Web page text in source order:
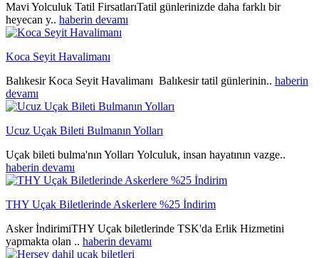
Mavi Yolculuk Tatil FirsatlarıTatil günlerinizde daha farklı bir
heyecan y.. haberin devamı
Koca Seyit Havalimanı
Balıkesir Koca Seyit Havalimanı Balıkesir tatil günlerinin.. haberin
devamı
Ucuz Uçak Bileti Bulmanın Yolları
Uçak bileti bulma'nın Yolları Yolculuk, insan hayatının vazge..
haberin devamı
THY Uçak Biletlerinde Askerlere %25 İndirim
Asker İndirimiTHY Uçak biletlerinde TSK'da Erlik Hizmetini
yapmakta olan .. haberin devamı